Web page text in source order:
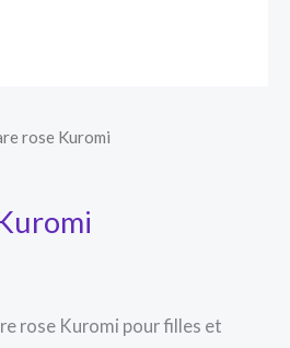
rose Kuromi
rose Kuromi pour filles et